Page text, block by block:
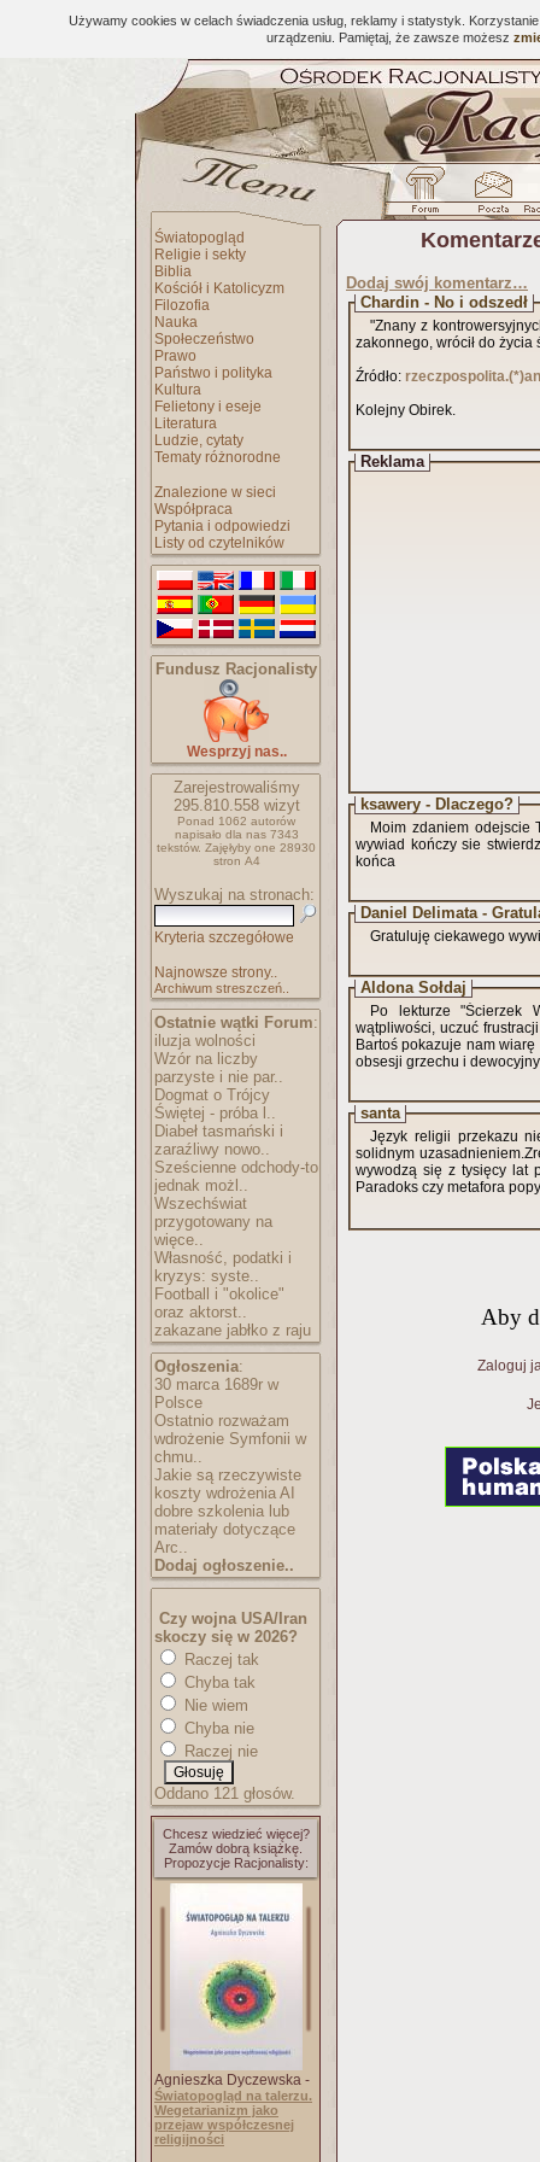
Używamy cookies w celach świadczenia usług, reklamy i statystyk.
urządzeniu. Pamiętaj, że zawsze możesz
Światopogląd
Religie i sekty
Biblia
Kościół i Katolicyzm
Filozofia
Nauka
Społeczeństwo
Prawo
Państwo i polityka
Kultura
Felietony i eseje
Literatura
Ludzie, cytaty
Tematy różnorodne
Znalezione w sieci
Współpraca
Pytania i odpowiedzi
Listy od czytelników
Fundusz Racjonalisty
Wesprzyj nas..
Zarejestrowaliśmy
295.810.558wizyt
Ponad 1062 autorów
napisało dla nas 7343
tekstów. Zajęłyby one 28930
stron A4
Wyszukaj na stronach:
Kryteria szczegółowe
Najnowsze strony..
Archiwum streszczeń..
Ostatnie wątki Forum:
iluzja wolności
Wzór na liczby
parzyste i nie par..
Dogmat o Trójcy
Świętej - próba l..
Diabeł tasmański i
zaraźliwy nowo..
Sześcienne odchody-to
jednak możl..
Wszechświat
przygotowany na
więce..
Własność, podatki i
kryzys: syste..
Football i "okolice"
oraz aktorst..
zakazane jabłko z raju
Ogłoszenia:
30 marca 1689r w
Polsce
Ostatnio rozważam
wdrożenie Symfonii w
chmu..
Jakie są rzeczywiste
koszty wdrożenia AI
dobre szkolenia lub
materiały dotyczące
Arc..
Dodaj ogłoszenie..
Czy wojna USA/Iran
skoczy się w 2026?
Raczej tak
Chyba tak
Nie wiem
Chyba nie
Raczej nie
Oddano 121 głosów.
Chcesz wiedzieć więcej?
Zamów dobrą książkę.
Propozycje Racjonalisty:
Agnieszka Dyczewska -
Światopogląd na talerzu.
Wegetarianizm jako
przejaw współczesnej
religijności
Dodaj swój komentarz…
Chardin - No i odszedł
"Znany z
zakonnego, wrócił do życia
Źródło:
Kolejny Obirek.
Reklama
ksawery - Dlaczego?
Moim zdaniem odejscie Tadeusza
wywiad kończy sie
końca
Daniel Delimata -
Gratuluję ciekawego
Aldona Sołdaj
Po lekturze "Ścierzek
wątpliwości, uczuć
Bartoś pokazuje nam
obsesji grzechu i
santa
Język religii przekazu
solidnym
wywodzą się z tysięcy lat
Paradoks czy metafora
Aby
Zaloguj